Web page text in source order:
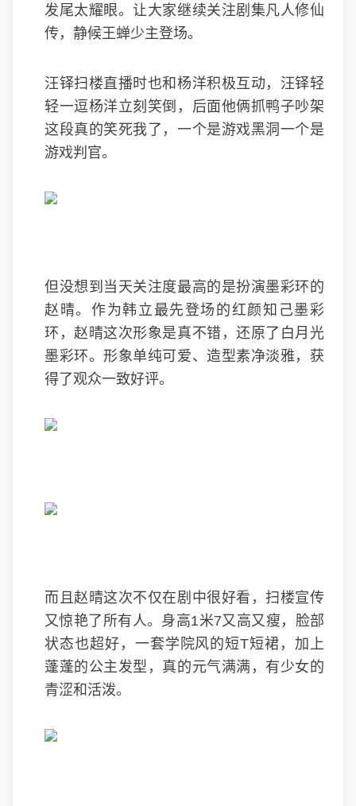
发尾太耀眼。让大家继续关注剧集凡人修仙
传，静候王蝉少主登场。
汪铎扫楼直播时也和杨洋积极互动，汪铎轻
轻一逗杨洋立刻笑倒，后面他俩抓鸭子吵架
这段真的笑死我了，一个是游戏黑洞一个是
游戏判官。
但没想到当天关注度最高的是扮演墨彩环的
赵晴。作为韩立最先登场的红颜知己墨彩
环，赵晴这次形象是真不错，还原了白月光
墨彩环。形象单纯可爱、造型素净淡雅，获
得了观众一致好评。
而且赵晴这次不仅在剧中很好看，扫楼宣传
又惊艳了所有人。身高1米7又高又瘦，脸部
状态也超好，一套学院风的短T短裙，加上
蓬蓬的公主发型，真的元气满满，有少女的
青涩和活泼。